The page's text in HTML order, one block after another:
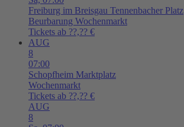
Freiburg im Breisgau Tennenbacher Platz
Beurbarung Wochenmarkt
Tickets ab ??,?? €
AUG
8
07:00
Schopfheim Marktplatz
Wochenmarkt
Tickets ab ??,?? €
AUG
8